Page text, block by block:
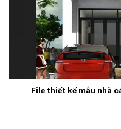
File thiết kế mẫu nhà